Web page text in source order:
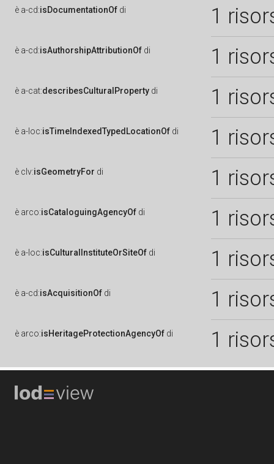
è a-cd:isDocumentationOf di 1
è a-cd:isAuthorshipAttributionOf di 1
è a-cat:describesCulturalProperty di 1
è a-loc:isTimeIndexedTypedLocationOf di 1
è clv:isGeometryFor di 1
è arco:isCataloguingAgencyOf di 1
è a-loc:isCulturalInstituteOrSiteOf di 1
è a-cd:isAcquisitionOf di 1
è arco:isHeritageProtectionAgencyOf di 1